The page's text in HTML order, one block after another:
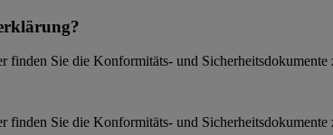
finden Sie die Konformitäts- und
finden Sie die Konformitäts- und